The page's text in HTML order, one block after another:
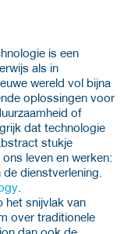
is een
als in
wereld vol bijna
oplossingen voor
of
dat technologie
stukje
leven en werken:
dienstverlening.
het snijvlak van
over traditionele